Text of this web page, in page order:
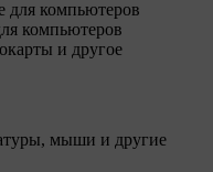
компьютеров
и другое
мыши и другие